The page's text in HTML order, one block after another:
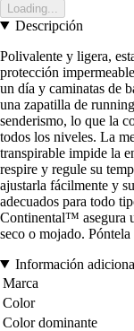
Loading...
Descripción
Polivalente y ligera,
protección
un día y caminatas de
una zapatilla de
senderismo, lo que la
todos los niveles. La
transpirable impide la
respire y regule su
ajustarla fácilmente y
adecuados para todo
Continental™ asegura
seco o mojado.
Información
Marca
Color
Color dominante